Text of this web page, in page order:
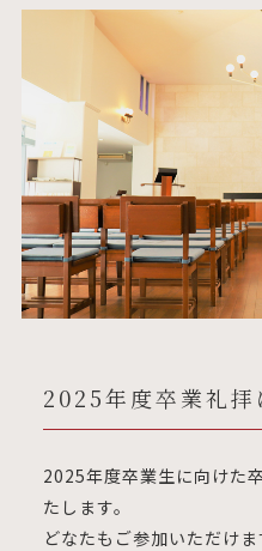
2025年度卒業礼拝
2025年度卒業生に向けた
たします。
どなたもご参加いただけ